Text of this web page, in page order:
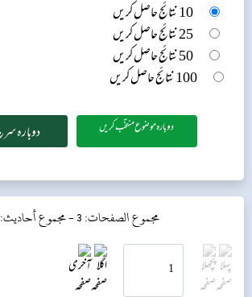
10 نتائج حاصل کریں
25 نتائج حاصل کریں
50 نتائج حاصل کریں
100 نتائج حاصل کریں
دوبارہ موضوع منتخب کریں
مجموع الصفحات: 3 - مجموع أحاديث: 24